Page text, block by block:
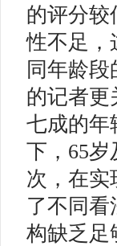
的评分较
性不足，
同年龄
的记者更
七成的年
下，65
次，在实
了不同
构缺乏足